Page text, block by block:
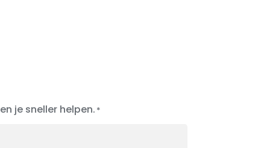
je sneller helpen.